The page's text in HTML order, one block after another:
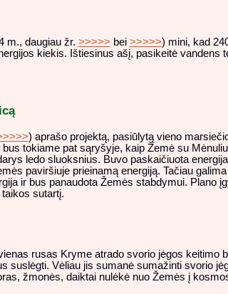
m., daugiau žr. >>>>> bei >>>>>) mini, kad
kiekis. Ištiesinus ašį, pasikeitė vandens
) aprašo projektą, pasiūlytą vieno
tokiame pat sąryšyje, kaip Žemė su
ledo sluoksnius. Buvo paskaičiuota
paviršiuje prieinamą energiją. Tačiau
ir bus panaudota Žemės stabdymui. Plano
sutartį.
rusas Kryme atrado svorio jėgos
suslėgti. Vėliau jis sumanė sumažinti svorio
žmonės, daiktai nulėkė nuo Žemės į